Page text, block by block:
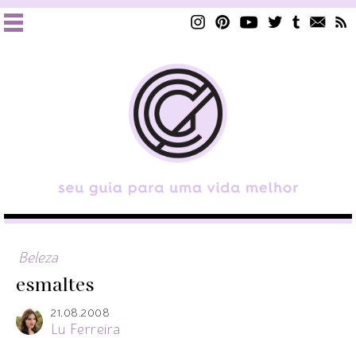
Beleza
esmaltes
21.08.2008
Lu Ferreira